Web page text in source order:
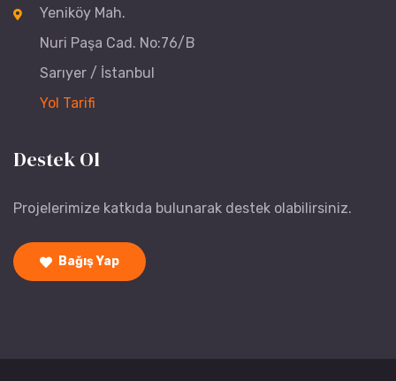
Yeniköy Mah.
Nuri Paşa Cad. No:76/B
Sarıyer / İstanbul
Yol Tarifi
Destek Ol
Projelerimize katkıda bulunarak destek olabilirsiniz.
Bağış Yap